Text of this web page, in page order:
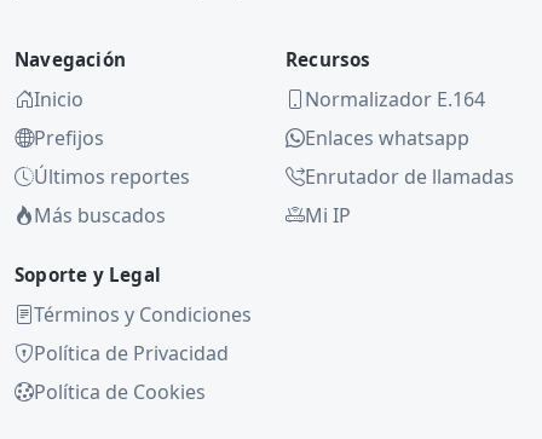
Navegación
Inicio
Prefijos
Últimos reportes
Más buscados
Recursos
Normalizador E.164
Enlaces whatsapp
Enrutador de llamadas
Mi IP
Soporte y Legal
Términos y Condiciones
Política de Privacidad
Política de Cookies